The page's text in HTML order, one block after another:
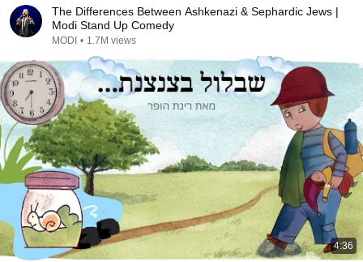
The Differences Between Ashkenazi & Sephardic Jews |
Modi Stand Up Comedy
MODI • 1.7M views
4:36